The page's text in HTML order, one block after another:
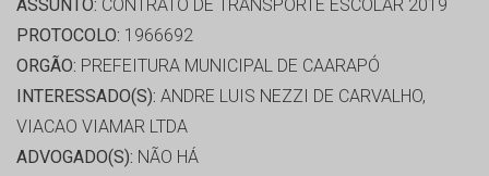
ASSUNTO: CONTRATO DE TRANSPORTE ESCOLAR 2019
PROTOCOLO: 1966692
ORGÃO: PREFEITURA MUNICIPAL DE CAARAPÓ
INTERESSADO(S): ANDRE LUIS NEZZI DE CARVALHO,
VIACAO VIAMAR LTDA
ADVOGADO(S): NÃO HÁ